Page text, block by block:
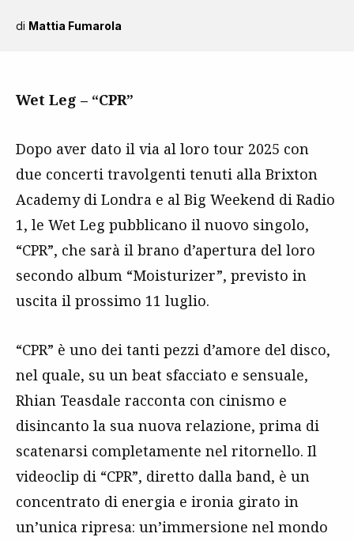
di Mattia Fumarola
Wet Leg – “CPR”
Dopo aver dato il via al loro tour 2025 con
due concerti travolgenti tenuti alla Brixton
Academy di Londra e al Big Weekend di Radio
1, le Wet Leg pubblicano il nuovo singolo,
“CPR”, che sarà il brano d’apertura del loro
secondo album “Moisturizer”, previsto in
uscita il prossimo 11 luglio.
“CPR” è uno dei tanti pezzi d’amore del disco,
nel quale, su un beat sfacciato e sensuale,
Rhian Teasdale racconta con cinismo e
disincanto la sua nuova relazione, prima di
scatenarsi completamente nel ritornello. Il
videoclip di “CPR”, diretto dalla band, è un
concentrato di energia e ironia girato in
un’unica ripresa: un’immersione nel mondo